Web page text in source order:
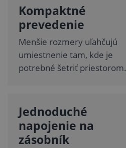
Kompaktné
prevedenie
Menšie rozmery uľahčujú
umiestnenie tam, kde je
potrebné šetriť priestorom.
Jednoduché
napojenie na
zásobník